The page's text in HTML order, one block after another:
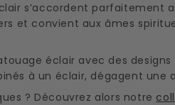
s’accordent parfaitement
et convient aux âmes
éclair avec des
à un éclair, dégagent une
? Découvrez alors notre